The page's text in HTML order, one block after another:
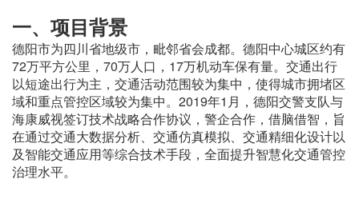
一、项目背景
德阳市为四川省地级市，毗邻省会成都。德阳中心城区约有
72万平方公里，70万人口，17万机动车保有量。交通出行
以短途出行为主，交通活动范围较为集中，使得城市拥堵区
域和重点管控区域较为集中。2019年1月，德阳交警支队与
海康威视签订技术战略合作协议，警企合作，借脑借智，旨
在通过交通大数据分析、交通仿真模拟、交通精细化设计以
及智能交通应用等综合技术手段，全面提升智慧化交通管控
治理水平。